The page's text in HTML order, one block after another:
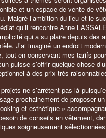
et un espace de vente de
Malgré l’ambition du lieu et le
qu’il rencontre Anne
qui a su plaire depuis des
J’ai imaginé un endroit
tout en conservant mes tarifs
puisse s’offrir quelque chose
à des prix très
ne s’arrêtent pas là
prochainement de proposer
et esthétique »
de conseils en vêtement,
soigneusement